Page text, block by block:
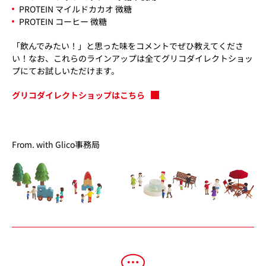
PROTEIN マイルドカカオ 微糖
PROTEIN コーヒー 微糖
「飲んでみたい！」と思った味をコメントでぜひ教えてくださ
い！なお、これらのラインアップは全てグリコダイレクトショッ
プにてお試しいただけます。
グリコダイレクトショップはこちら
From. with Glico事務局